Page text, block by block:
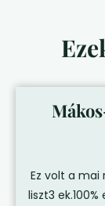
Ez volt a mai
liszt3